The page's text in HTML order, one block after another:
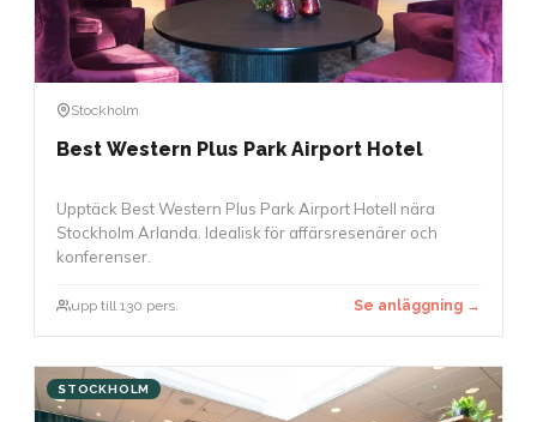
Stockholm
Best Western Plus Park Airport Hotel
Upptäck Best Western Plus Park Airport Hotell nära
Stockholm Arlanda. Idealisk för affärsresenärer och
konferenser.
upp till 130 pers. Se anläggning →
STOCKHOLM